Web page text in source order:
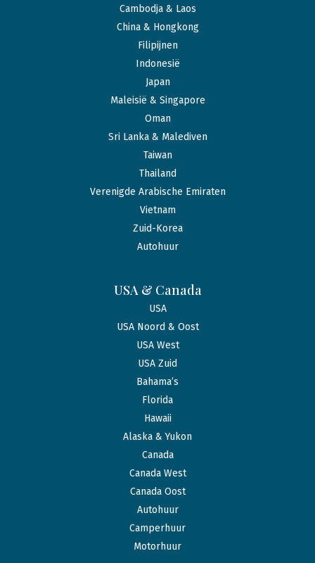
Cambodja & Laos
China & Hongkong
Filipijnen
Indonesië
Japan
Maleisië & Singapore
Oman
Sri Lanka & Malediven
Taiwan
Thailand
Verenigde Arabische Emiraten
Vietnam
Zuid-Korea
Autohuur
USA & Canada
USA
USA Noord & Oost
USA West
USA Zuid
Bahama’s
Florida
Hawaii
Alaska & Yukon
Canada
Canada West
Canada Oost
Autohuur
Camperhuur
Motorhuur